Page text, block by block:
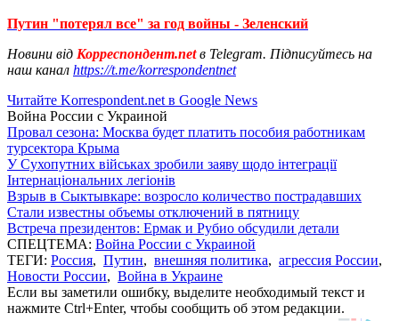
Путин "потерял все" за год войны - Зеленский
Новини від Корреспондент.netв Telegram. Підписуйтесь на
наш канал https://t.me/korrespondentnet
Читайте Korrespondent.net в Google News
Война России с Украиной
Провал сезона: Москва будет платить пособия работникам
турсектора Крыма
У Сухопутних військах зробили заяву щодо інтеграції
Інтернаціональних легіонів
Взрыв в Сыктывкаре: возросло количество пострадавших
Стали известны объемы отключений в пятницу
Встреча президентов: Ермак и Рубио обсудили детали
СПЕЦТЕМА: Война России с Украиной
ТЕГИ: Россия, Путин, внешняя политика, агрессия России,
Новости России, Война в Украине
Если вы заметили ошибку, выделите необходимый текст и
нажмите Ctrl+Enter, чтобы сообщить об этом редакции.